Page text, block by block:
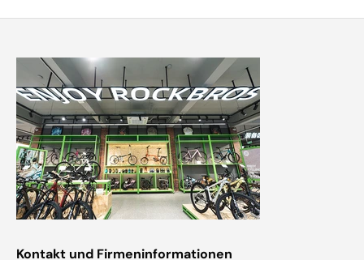
Kontakt und Firmeninformationen